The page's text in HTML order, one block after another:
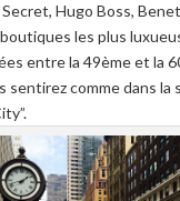
Secret, Hugo Boss,
les plus
entre la 49ème et la
sentirezcomme dans la
.